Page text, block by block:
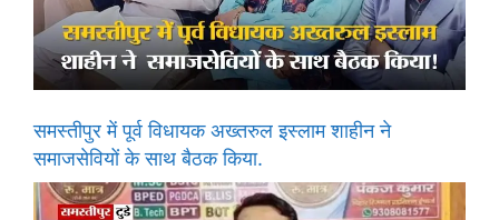
समस्तीपुर में पूर्व विधायक अख्तरुल इस्लाम शाहीन ने
समाजसेवियों के साथ बैठक किया.